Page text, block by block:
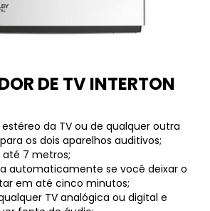
DE TV INTERTON
da TV ou de qualquer outra
os dois aparelhos auditivos;
até 7 metros;
automaticamente se você deixar o
em até cinco minutos;
TV analógica ou digital e